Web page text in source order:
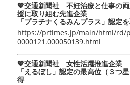
💖交通新聞社 不妊治療と仕事の
援に取り組む先進企業
「プラチナくるみんプラス」認定
https://prtimes.jp/main/html/rd/
0000121.000050139.html
💖交通新聞社 女性活躍推進企業
「えるぼし」認定の最高位（３つ
得